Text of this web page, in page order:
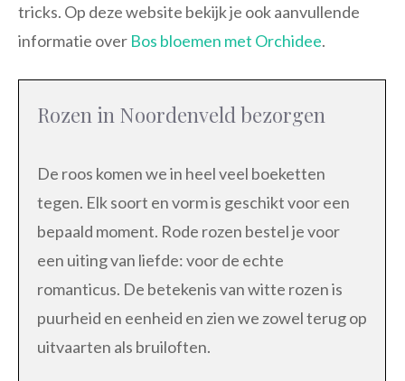
tricks. Op deze website bekijk je ook aanvullende
informatie over Bos bloemen met Orchidee.
Rozen in Noordenveld bezorgen
De roos komen we in heel veel boeketten
tegen. Elk soort en vorm is geschikt voor een
bepaald moment. Rode rozen bestel je voor
een uiting van liefde: voor de echte
romanticus. De betekenis van witte rozen is
puurheid en eenheid en zien we zowel terug op
uitvaarten als bruiloften.